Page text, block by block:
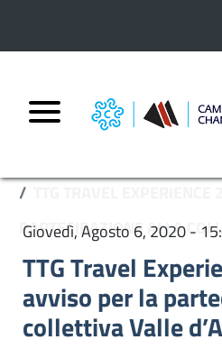
PARTECIPAZIONE ALLA
Giovedì, Agosto 6, 2020 -
TTG Travel
avviso per la
collettiva Valle